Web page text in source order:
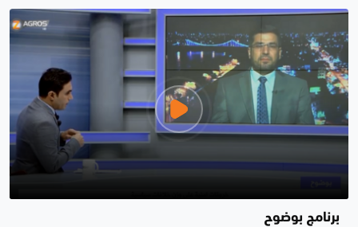
برنامج بوضوح